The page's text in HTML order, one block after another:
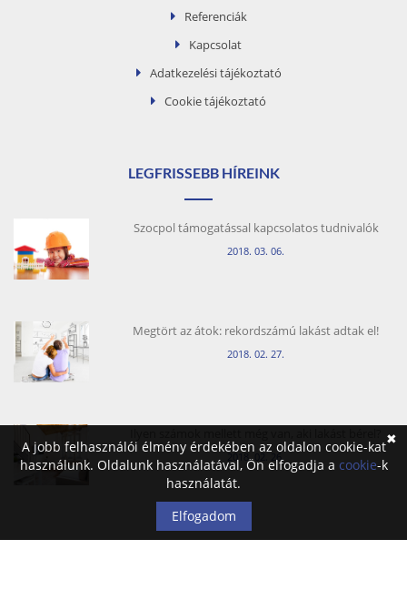
Referenciák
Kapcsolat
Adatkezelési tájékoztató
Cookie tájékoztató
LEGFRISSEBB HÍREINK
Szocpol támogatással kapcsolatos tudnivalók
2018. 03. 06.
Megtört az átok: rekordszámú lakást adtak el!
2018. 02. 27.
2018. 02. 26.
A jobb felhasználói élmény érdekében az oldalon cookie-kat
használunk. Oldalunk használatával, Ön elfogadja a cookie-k
használatát.
Elfogadom
✖